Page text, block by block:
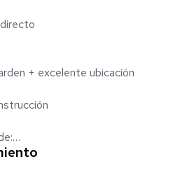
+ excelente ubicación